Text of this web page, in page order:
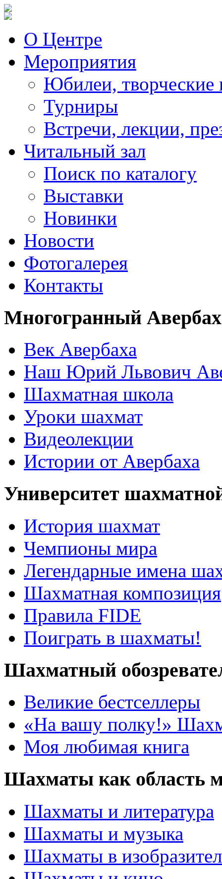
О Центре
Мероприятия
Юбилеи, творческие
Турниры
Встречи, лекции,
Читальный зал
Поиск по каталогу
Выставки
Новинки
Новости
Фотогалерея
Контакты
Многогранный Авербах
Век Авербаха
Наш Юрий Львович
Шахматная школа
Уроки шахмат
Видеолекции
Истории от Авербаха
Университет
История шахмат
Чемпионы мира
Легендарные имена
Шахматная композиция
Правила FIDE
Поиграть в шахматы!
Шахматный
Великие бестселлеры
«На вашу полку!»
Моя любимая книга
Шахматы как область
Шахматы и литература
Шахматы и музыка
Шахматы в